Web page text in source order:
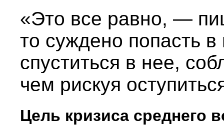
«Это все равно, —
то суждено попасть
спуститься в нее,
чем рискуя
Цель кризиса среднего